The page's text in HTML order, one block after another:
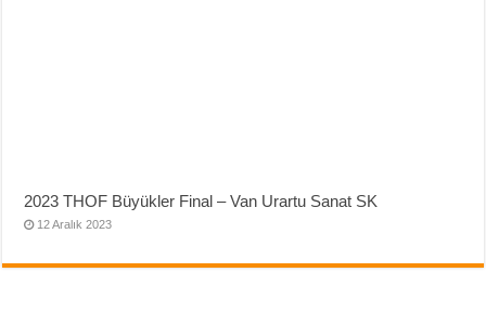
2023 THOF Büyükler Final – Van Urartu Sanat SK
12 Aralık 2023